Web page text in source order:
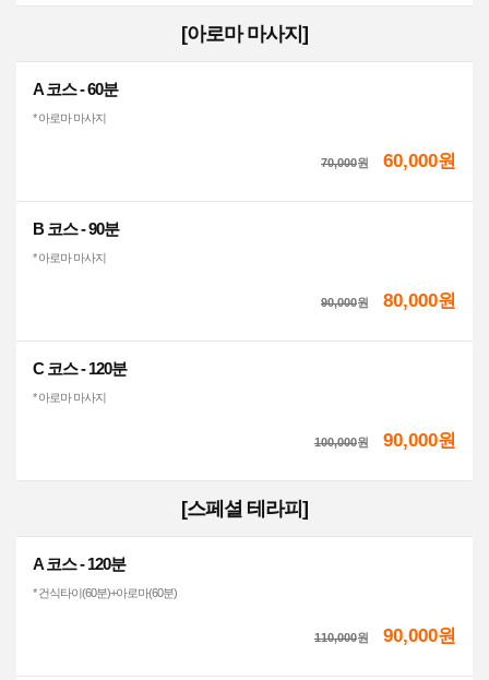
[아로마 마사지]
A 코스 - 60분
* 아로마 마사지
70,000원 60,000원
B 코스 - 90분
* 아로마 마사지
90,000원 80,000원
C 코스 - 120분
* 아로마 마사지
100,000원 90,000원
[스페셜 테라피]
A 코스 - 120분
* 건식타이(60분)+아로마(60분)
110,000원 90,000원